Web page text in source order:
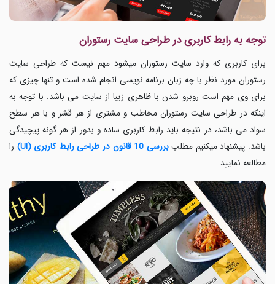
توجه به رابط کاربری در طراحی سایت رستوران
برای کاربری که وارد سایت رستوران میشود مهم نیست که طراحی سایت
رستوران مورد نظر با چه زبان برنامه نویسی انجام شده است و تنها چیزی که
برای وی مهم است روبرو شدن با ظاهری زیبا از سایت می باشد. با توجه به
اینکه در طراحی سایت رستوران مخاطب و مشتری از هر قشر و با هر سطح
سواد می باشد، در نتیجه باید رابط کاربری ساده و بدور از هر گونه پیچیدگی
باشد. پیشنهاد میکنیم مطلببررسی 10 قانون در طراحی رابط کاربری (UI)
را
مطالعه نمایید.